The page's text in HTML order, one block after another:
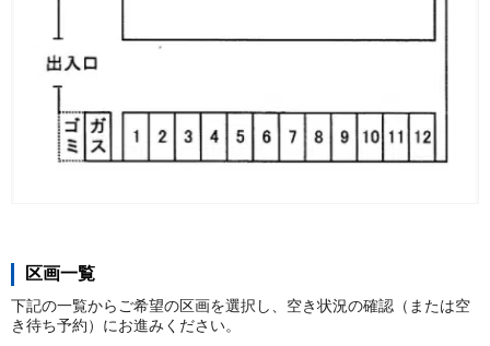
区画一覧
下記の一覧からご希望の区画を選択し、空き状況の確認（または空
き待ち予約）にお進みください。